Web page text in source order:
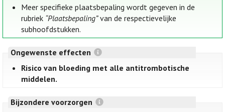
Meer specifieke plaatsbepaling wordt gegeven in de
rubriek “Plaatsbepaling”van de respectievelijke
subhoofdstukken.
Ongewenste effecten
Risico van bloeding met alle antitrombotische
middelen.
Bijzondere voorzorgen